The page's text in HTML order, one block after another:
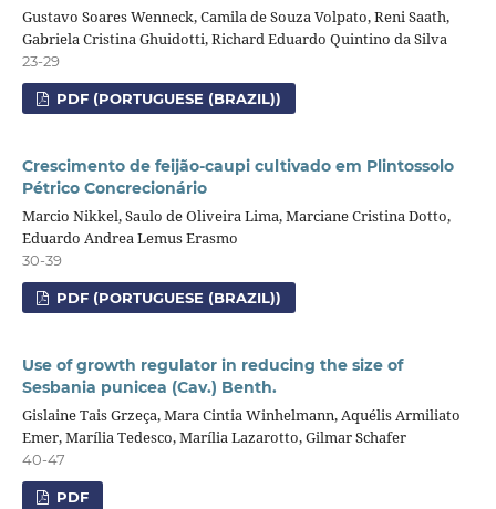
Gustavo Soares Wenneck, Camila de Souza Volpato, Reni Saath,
Gabriela Cristina Ghuidotti, Richard Eduardo Quintino da Silva
23-29
PDF (PORTUGUESE (BRAZIL))
Crescimento de feijão-caupi cultivado em Plintossolo
Pétrico Concrecionário
Marcio Nikkel, Saulo de Oliveira Lima, Marciane Cristina Dotto,
Eduardo Andrea Lemus Erasmo
30-39
PDF (PORTUGUESE (BRAZIL))
Use of growth regulator in reducing the size of
Sesbania punicea (Cav.) Benth.
Gislaine Tais Grzeça, Mara Cintia Winhelmann, Aquélis Armiliato
Emer, Marília Tedesco, Marília Lazarotto, Gilmar Schafer
40-47
PDF